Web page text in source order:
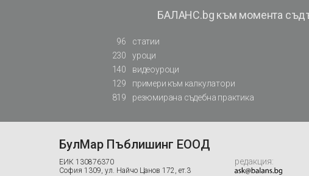
БАЛАНС.bg към момента
96 статии
230
уроци
140
видеоуроци
129
примери към калкулатори
819
резюмирана съдебна практика
БулМар Пъблишинг ЕООД
ЕИК 130876370
София 1309, ул. Найчо Цанов 172, ет.3
редакция: